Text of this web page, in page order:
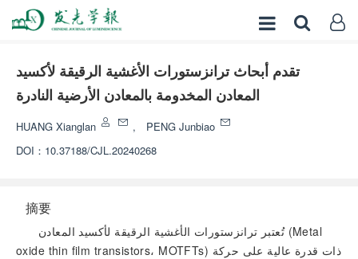
تقدم أبحاث ترانزستورات الأغشية الرقيقة لأكسيد
المعادن المخدومة بالمعادن الأرضية النادرة
HUANG Xianglan ,
PENG Junbiao
DOI： 10.37188/CJL.20240268
摘要
تُعتبر ترانزستورات الأغشية الرقيقة لأكسيد المعادن (Metal
oxide thin film transistors، MOTFTs) ذات قدرة عالية على حركة